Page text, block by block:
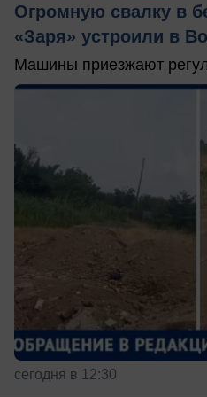
Огромную свалку в
«Заря» устроили в
Машины приезжают
сегодня в 12:30